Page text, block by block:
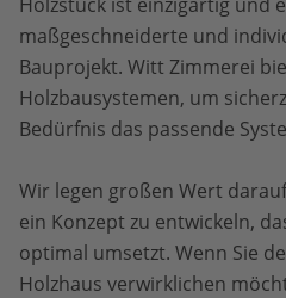
maßgeschneiderte und
Bauprojekt. Witt Zimmerei
Holzbausystemen, um
Bedürfnis das passende
Wir legen großen Wert
ein Konzept zu entwickeln,
optimal umsetzt. Wenn Sie
Holzhaus verwirklichen